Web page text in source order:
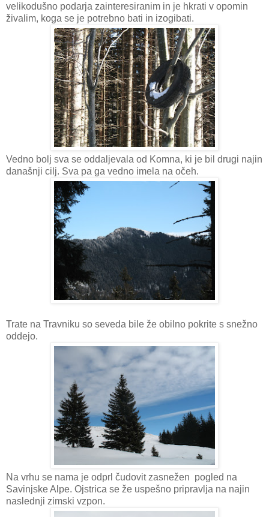
velikodušno podarja zainteresiranim in je hkrati v opomin
živalim, koga se je potrebno bati in izogibati.
Vedno bolj sva se oddaljevala od Komna, ki je bil drugi najin
današnji cilj. Sva pa ga vedno imela na očeh.
Trate na Travniku so seveda bile že obilno pokrite s snežno
oddejo.
Na vrhu se nama je odprl čudovit zasnežen pogled na
Savinjske Alpe. Ojstrica se že uspešno pripravlja na najin
naslednji zimski vzpon.